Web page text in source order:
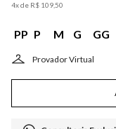
4x de R$ 109 50
PP P M G GG